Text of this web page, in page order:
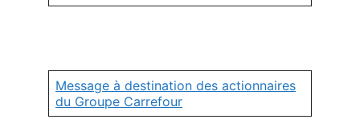
Message à destination des actionnaires
du Groupe Carrefour